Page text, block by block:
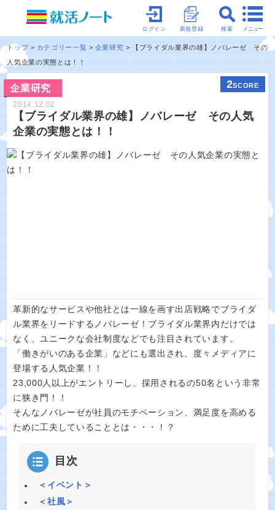
メニュー
検索
新規登録
ログイン
トップ カテゴリー一覧 企業研究
【ブライダル業界の雄】ノバレーゼ その
人気企業の実態とは！！
企業研究 2SCORE
2014.12.02
【ブライダル業界の雄】ノバレーゼ その人気
企業の実態とは！！
革新的なサービスや他社とは一線を画す出店戦略でブライダ
ル業界をリードするノバレーゼ！ブライダル業界内だけでは
なく、ユニークな会社制度などでも注目されています。
「働きがいのある企業」などにも選出され、度々メディアに
登場する人気企業！！
23,000人以上がエントリーし、採用されるの50名という非常
に狭き門！！
そんなノバレーゼが社員のモチベーション、満足度を高める
ために工夫していることとは・・・！？
目次
＜イベント＞
＜社風＞